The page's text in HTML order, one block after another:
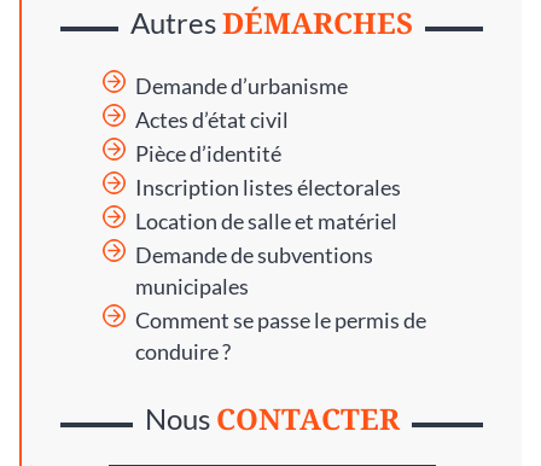
AutresDÉMARCHES
Demande d’urbanisme
Actes d’état civil
Pièce d’identité
Inscription listes électorales
Location de salle et matériel
Demande de subventions
municipales
Comment se passe le permis de
conduire ?
Nous CONTACTER